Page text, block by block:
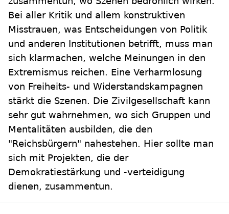
Bei aller Kritik und allem konstruktiven
Misstrauen, was Entscheidungen von Politik
und anderen Institutionen betrifft, muss man
sich klarmachen, welche Meinungen in den
Extremismus reichen. Eine Verharmlosung
von Freiheits- und Widerstandskampagnen
stärkt die Szenen. Die Zivilgesellschaft kann
sehr gut wahrnehmen, wo sich Gruppen und
Mentalitäten ausbilden, die den
"Reichsbürgern" nahestehen. Hier sollte man
sich mit Projekten, die der
Demokratiestärkung und -verteidigung
dienen, zusammentun.